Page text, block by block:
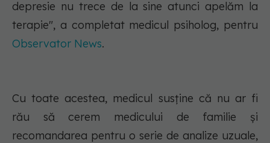
depresie nu trece de la sine atunci apelăm la
terapie", a completat medicul psiholog, pentru
Observator News.
Cu toate acestea, medicul susține că nu ar fi
rău să cerem medicului de familie și
recomandarea pentru o serie de analize uzuale,